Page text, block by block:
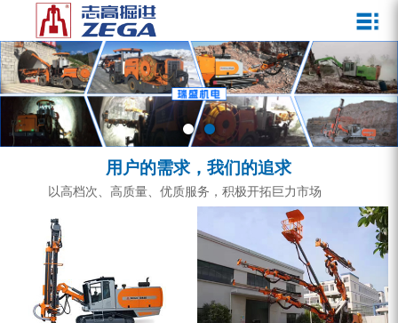
企业文化
发展历程
资质荣誉
宣传视频
公司新闻
行业动态
ZEGA一体式潜孔钻机
ZEGA地下掘进台车
ZEGA小型一体式露天钻机
ZEGA全液压顶锤钻机
ZEGA水井钻机
零配件
锚固钻机系列
服务介绍
服务中心
营销网络
用户的需求，我们的追求
以高档次、高质量、优质服务，积极开拓巨力市场